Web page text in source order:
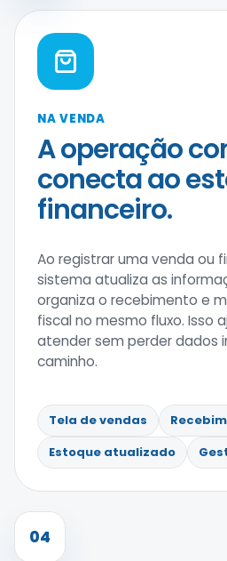
NA VENDA
A operação
conecta ao
financeiro.
Ao registrar uma venda ou
sistema atualiza as
organiza o recebimento e
fiscal no mesmo fluxo. Isso
atender sem perder dados
caminho.
Tela de vendas
Estoque atualizado
04